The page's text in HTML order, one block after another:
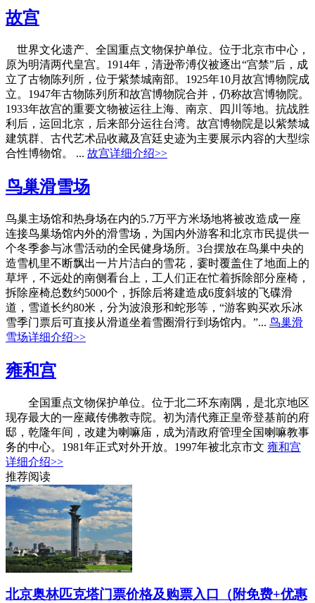
故宫
世界文化遗产、全国重点文物保护单位。位于北京市中心，
原为明清两代皇宫。1914年，清逊帝溥仪被逐出“宫禁”后，成
立了古物陈列所，位于紫禁城南部。1925年10月故宫博物院成
立。1947年古物陈列所和故宫博物院合并，仍称故宫博物院。
1933年故宫的重要文物被运往上海、南京、四川等地。抗战胜
利后，运回北京，后来部分运往台湾。故宫博物院是以紫禁城
建筑群、古代艺术品收藏及宫廷史迹为主要展示内容的大型综
合性博物馆。 ... 故宫详细介绍>>
鸟巢滑雪场
鸟巢主场馆和热身场在内的5.7万平方米场地将被改造成一座
连接鸟巢场馆内外的滑雪场，为国内外游客和北京市民提供一
个冬季参与冰雪活动的全民健身场所。3台摆放在鸟巢中央的
造雪机里不断飘出一片片洁白的雪花，霎时覆盖住了地面上的
草坪，不远处的南侧看台上，工人们正在忙着拆除部分座椅，
拆除座椅总数约5000个，拆除后将建造成6度斜坡的飞碟滑
道，雪道长约80米，分为波浪形和蛇形等，“游客购买欢乐冰
雪季门票后可直接从滑道坐着雪圈滑行到场馆内。”... 鸟巢滑
雪场详细介绍>>
雍和宫
全国重点文物保护单位。位于北二环东南隅，是北京地区
现存最大的一座藏传佛教寺院。初为清代雍正皇帝登基前的府
邸，乾隆年间，改建为喇嘛庙，成为清政府管理全国喇嘛教事
务的中心。1981年正式对外开放。1997年被北京市文 雍和宫
详细介绍>>
推荐阅读
北京奥林匹克塔门票价格及购票入口（附免费+优惠